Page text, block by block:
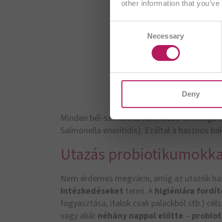
other information that
Necessary
Deny
Minden bél-szimbióta különböző
Salmonella eneritidis). Ezáltal a hasznos
Utazás
Nem érdemes megvárni, amíg az utazók
intézkedéseket tenni. A higiéniára
fogyasztása, italok csak palackból stb.)
vagy akár néhány nappal előtte –